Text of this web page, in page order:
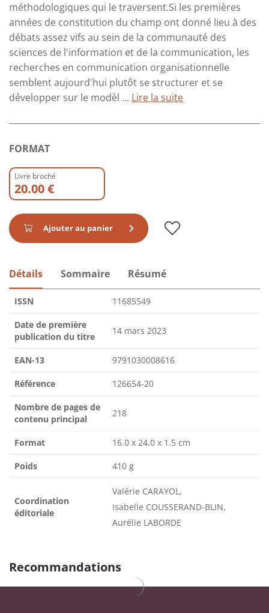
méthodologiques qui le traversent.Si les premières
années de constitution du champ ont donné lieu à des
débats assez vifs au sein de la communauté des
sciences de l'information et de la communication, les
recherches en communication organisationnelle
semblent aujourd'hui plutôt se structurer et se
développer sur le modèl ... Lire la suite
FORMAT
Livre broché
20.00 €
Ajouter au panier
Détails Sommaire Résumé
ISSN 11685549
Date de première
publication du titre
14 mars 2023
EAN-13 9791030008616
Référence 126654-20
Nombre de pages de
contenu principal
218
Format 16.0 x 24.0 x 1.5 cm
Poids 410 g
Coordination
éditoriale
Valérie CARAYOL,
Isabelle COUSSERAND-BLIN,
Aurélie LABORDE
Recommandations